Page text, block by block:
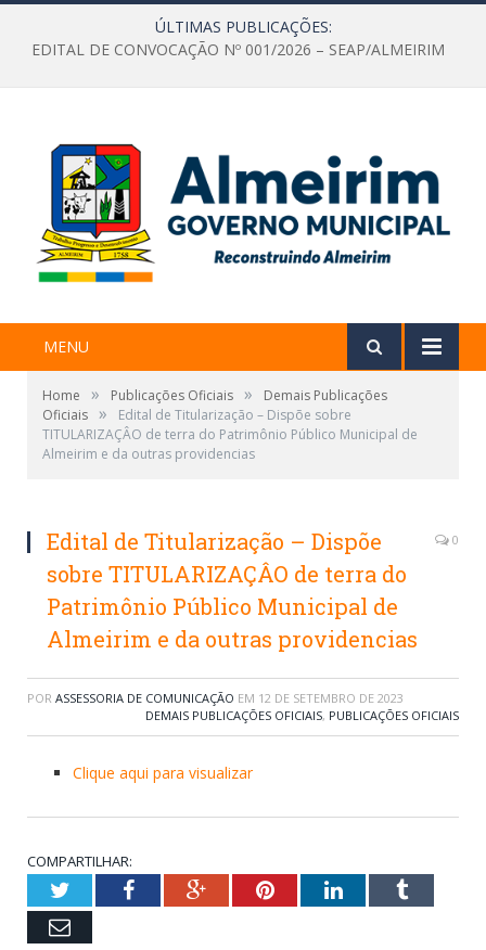
ÚLTIMAS PUBLICAÇÕES:
EDITAL DE CONVOCAÇÃO Nº 001/2026 – SEAP/ALMEIRIM
MENU
Home » Publicações Oficiais »
Demais Publicações
Oficiais »
Edital de Titularização – Dispõe sobre
TITULARIZAÇÂO de terra do Patrimônio Público Municipal de
Almeirim e da outras providencias
Edital de Titularização – Dispõe
sobre TITULARIZAÇÂO de terra do
Patrimônio Público Municipal de
Almeirim e da outras providencias
0
POR ASSESSORIA DE COMUNICAÇÃO EM 12 DE SETEMBRO DE 2023
DEMAIS PUBLICAÇÕES OFICIAIS, PUBLICAÇÕES OFICIAIS
Clique aqui para visualizar
COMPARTILHAR:
TwitterFacebookGoogle+PinterestLinkedInTumblr
Email